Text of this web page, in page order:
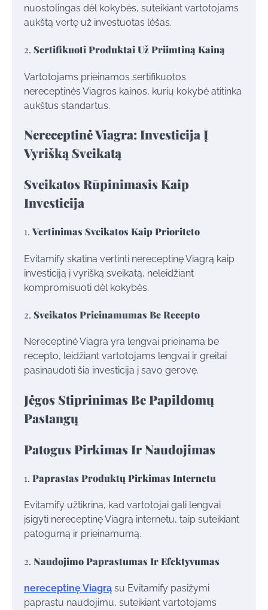
nuostolingas dėl kokybės, suteikiant vartotojams
aukštą vertę už investuotas lėšas.
2. Sertifikuoti Produktai Už Priimtiną Kainą
Vartotojams prieinamos sertifikuotos
nereceptinės Viagros kainos, kurių kokybė atitinka
aukštus standartus.
Nereceptinė Viagra: Investicija Į
Vyrišką Sveikatą
Sveikatos Rūpinimasis Kaip
Investicija
1. Vertinimas Sveikatos Kaip Prioriteto
Evitamify skatina vertinti nereceptinę Viagrą kaip
investiciją į vyrišką sveikatą, neleidžiant
kompromisuoti dėl kokybės.
2. Sveikatos Prieinamumas Be Recepto
Nereceptinė Viagra yra lengvai prieinama be
recepto, leidžiant vartotojams lengvai ir greitai
pasinaudoti šia investicija į savo gerovę.
Jėgos Stiprinimas Be Papildomų
Pastangų
Patogus Pirkimas Ir Naudojimas
1. Paprastas Produktų Pirkimas Internetu
Evitamify užtikrina, kad vartotojai gali lengvai
įsigyti nereceptinę Viagrą internetu, taip suteikiant
patogumą ir prieinamumą.
2. Naudojimo Paprastumas Ir Efektyvumas
nereceptinę Viagrą su Evitamify pasižymi
paprastu naudojimu, suteikiant vartotojams